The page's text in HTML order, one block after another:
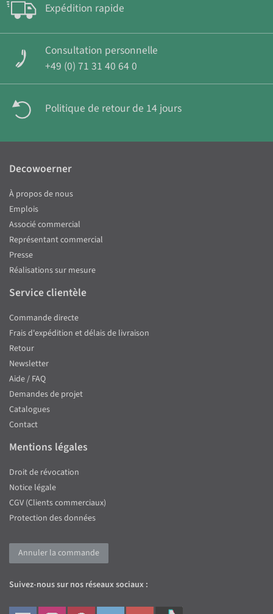
Expédition rapide
Consultation personnelle
+49 (0) 71 31 40 64 0
Politique de retour de 14 jours
Decowoerner
À propos de nous
Emplois
Associé commercial
Représentant commercial
Presse
Réalisations sur mesure
Service clientèle
Commande directe
Frais d'expédition et délais de livraison
Retour
Newsletter
Aide / FAQ
Demandes de projet
Catalogues
Contact
Mentions légales
Droit de révocation
Notice légale
CGV (Clients commerciaux)
Protection des données
Annuler la commande
Suivez-nous sur nos réseaux sociaux :